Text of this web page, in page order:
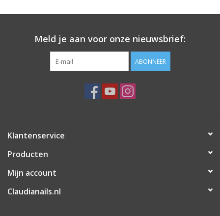
Meld je aan voor onze nieuwsbrief:
ABONNEER
Klantenservice
Producten
Mijn account
Claudianails.nl